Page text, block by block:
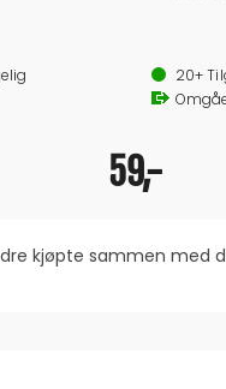
benyttes
20+
59,-
kjøpte sammen